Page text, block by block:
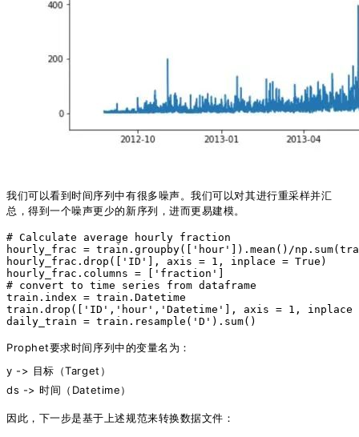
我们可以看到时间序列中有很多噪声。我们可以对其进行重采样并汇
总，得到一个噪声更少的新序列，进而更易建模。
# Calculate average hourly fraction
hourly_frac = train.groupby([ 'hour' ]).mean()/
hourly_frac.drop([ 'ID' ], axis = 1 , inplace = True )
hourly_frac.columns = [ 'fraction' ]
# convert to time series from dataframe
train.index = train.Datetime
train.drop([ 'ID' , 'hour' , 'Datetime' ], axis = 1 , inplace
daily_train = train.resample( 'D' ).sum()
Prophet要求时间序列中的变量名为：
y -> 目标（Target）
ds -> 时间（Datetime）
因此，下一步是基于上述规范来转换数据文件：